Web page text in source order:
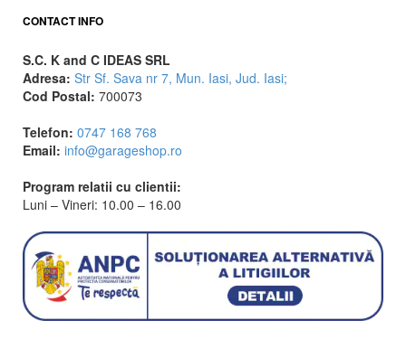
CONTACT INFO
S.C. K and C IDEAS SRL
Adresa: Str Sf. Sava nr 7, Mun. Iasi, Jud. Iasi;
Cod Postal: 700073
Telefon: 0747 168 768
Email: info@garageshop.ro
Program relatii cu clientii:
Luni – Vineri: 10.00 – 16.00